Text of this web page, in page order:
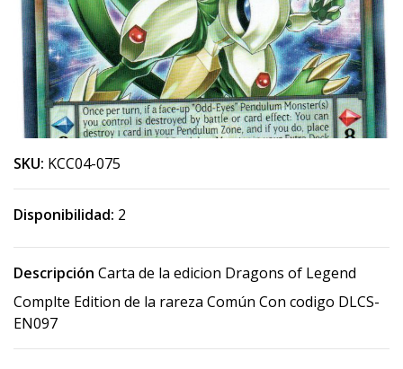
SKU: KCC04-075
Disponibilidad: 2
Descripción Carta de la edicion Dragons of Legend
Complte Edition de la rareza Común Con codigo DLCS-
EN097